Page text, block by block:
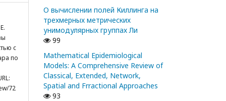
с
по
72
О вычислении полей Киллинга на
трехмерных метрических
унимодулярных группах Ли
99
Mathematical Epidemiological
Models: A Comprehensive Review of
Classical, Extended, Network,
Spatial and Frractional Approaches
93